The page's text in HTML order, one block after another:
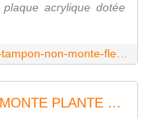
acrylique dotée
FDSTNM391 : TAMPON NON MONTE PLANTE SOLAIRE Fée du scrap